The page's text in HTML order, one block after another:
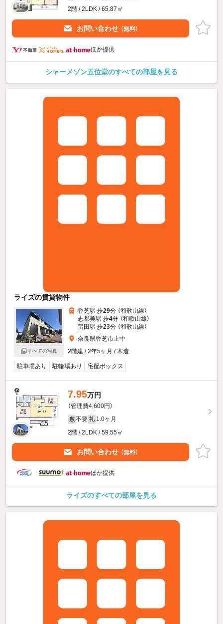
2階 / 2LDK / 65.87㎡
お問い合わせ （無料）
ほか提供
シャーメゾン五位堂のすべての部屋を見る
ライズの賃貸物件
すべての写真
香芝駅 歩29分 （和歌山線）
志都美駅 歩4分 （和歌山線）
畠田駅 歩23分 （和歌山線）
奈良県香芝市上中
2階建 / 2年5ヶ月 / 木造
駐車場あり 駐輪場あり 宅配ボックス
7.95万円
（管理費4,600円）
敷 不要 礼 1.0ヶ月
2階 / 2LDK / 59.55㎡
お問い合わせ （無料）
ほか提供
ライズのすべての部屋を見る